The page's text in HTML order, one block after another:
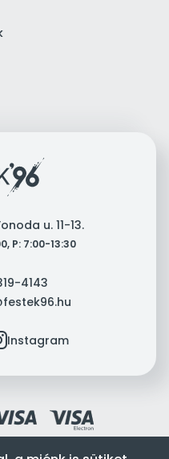
u. 11-13.
P: 7:00-13:30
4143
Instagram